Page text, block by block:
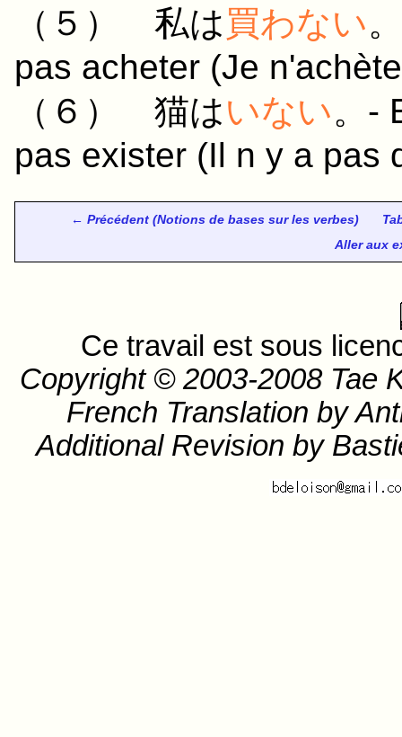
（５） 私は買わない
pas acheter (Je
（６） 猫はいない。-
pas exister (Il n y a pas
← Précédent (Notions de bases sur les verbes)
Aller aux
Ce travail est sous
Copyright © 2003-2008 Tae
French Translation by
Additional Revision by